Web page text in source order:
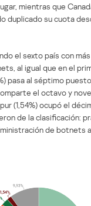
mientras que
duplicado su cuota
el sexto país con
al igual que en el
pasa al séptimo
el octavo y
(1,54%) ocupó el
de la clasificación:
de botnets